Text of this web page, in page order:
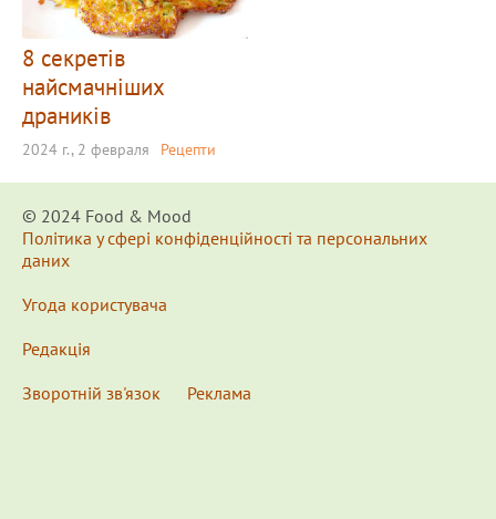
8 секретів
найсмачніших
драників
2024 г., 2 февраля Рецепти
© 2024 Food & Мood
Політика у сфері конфіденційності та персональних
даних
Угода користувача
Редакція
Зворотній зв'язок
Реклама